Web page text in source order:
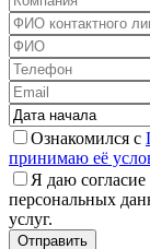
Ознакомился с
принимаю её
Я даю
персональных
услуг.